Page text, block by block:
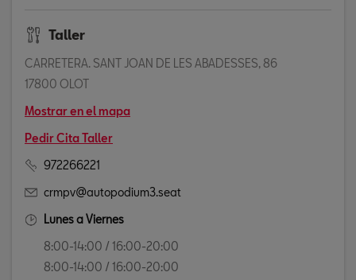
Taller
CARRETERA. SANT JOAN DE LES ABADESSES, 86
17800 OLOT
Mostrar en el mapa
Pedir Cita Taller
972266221
crmpv@autopodium3.seat
Lunes a Viernes
8:00-14:00 / 16:00-20:00
8:00-14:00 / 16:00-20:00